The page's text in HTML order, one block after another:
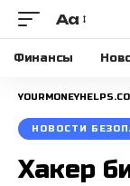
Размера
шрифта
Aa
Финансы
НОВОСТИ
Хакер